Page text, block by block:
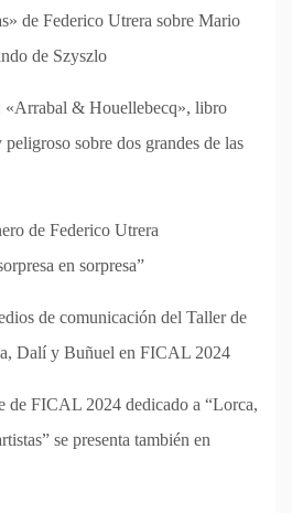
de Federico Utrera sobre Mario
de Szyszlo
«Arrabal & Houellebecq», libro
sobre dos grandes de las
de Federico Utrera
en sorpresa”
de comunicación del Taller de
Dalí y Buñuel en FICAL 2024
de FICAL 2024 dedicado a “Lorca,
se presenta también en